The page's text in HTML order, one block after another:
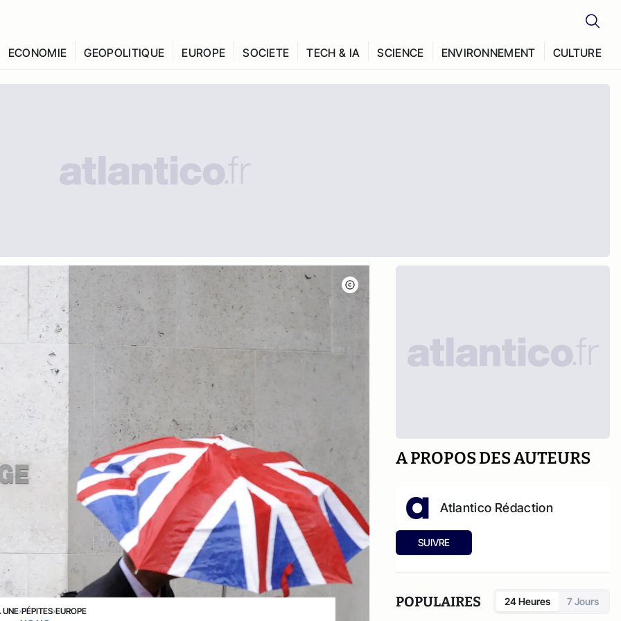
ECONOMIE GEOPOLITIQUE EUROPE SOCIETE TECH & IA SCIENCE ENVIRONNEMENT CULTURE
UNE›PÉPITES›EUROPE
A PROPOS DES AUTEURS
Atlantico Rédaction
SUIVRE
POPULAIRES 24 Heures 7 Jours